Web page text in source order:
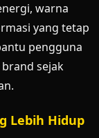
warna
yang tetap
pengguna
sejak
Lebih Hidup